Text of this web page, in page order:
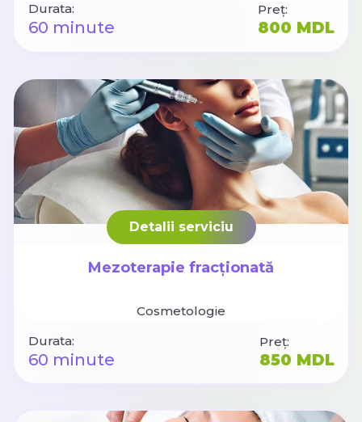
Durata:
60 minute
Preț:
800 MDL
Detalii serviciu
Mezoterapie fracționată
Cosmetologie
Durata:
60 minute
Preț:
850 MDL